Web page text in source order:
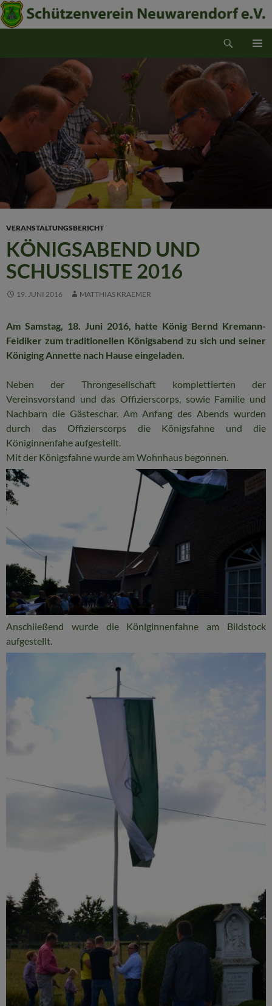
VERANSTALTUNGSBERICHT
KÖNIGSABEND UND
SCHUSSLISTE 2016
19. JUNI 2016 MATTHIAS KRAEMER
Am Samstag, 18. Juni 2016, hatte König Bernd Kremann-
Feidiker zum traditionellen Königsabend zu sich und seiner
Königing Annette nach Hause eingeladen.
Neben der Throngesellschaft komplettierten der
Vereinsvorstand und das Offizierscorps, sowie Familie und
Nachbarn die Gästeschar. Am Anfang des Abends wurden
durch das Offizierscorps die Königsfahne und die
Königinnenfahe aufgestellt.
Mit der Königsfahne wurde am Wohnhaus begonnen.
Anschließend wurde die Königinnenfahne am Bildstock
aufgestellt.